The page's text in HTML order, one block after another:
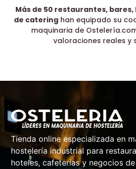
Más de 50 restaurantes,
de cateringhan equipado su
maquinaria de
valoraciones reales y
Tienda online especializada en
hostelería industrial para
hoteles, cafeterías y negocios